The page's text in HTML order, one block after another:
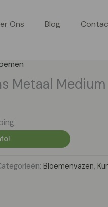
Ons Blog
Metaal
Bloemenvazen,